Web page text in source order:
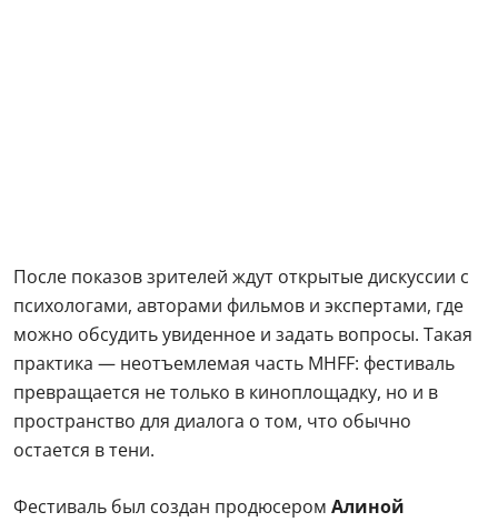
После показов зрителей ждут открытые дискуссии с
психологами, авторами фильмов и экспертами, где
можно обсудить увиденное и задать вопросы. Такая
практика — неотъемлемая часть MHFF: фестиваль
превращается не только в киноплощадку, но и в
пространство для диалога о том, что обычно
остается в тени.
Фестиваль был создан продюсером Алиной